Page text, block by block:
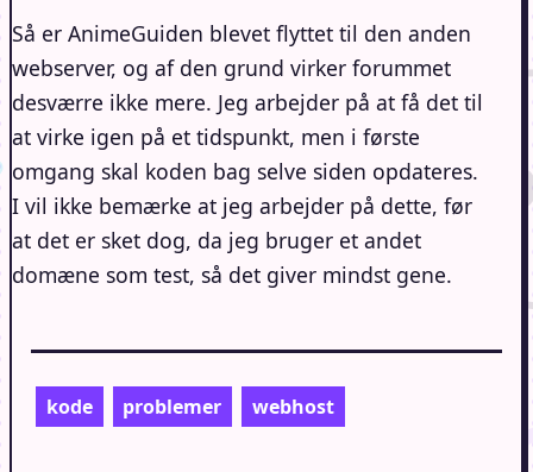
Så er AnimeGuiden blevet flyttet til den anden
webserver, og af den grund virker forummet
desværre ikke mere. Jeg arbejder på at få det til
at virke igen på et tidspunkt, men i første
omgang skal koden bag selve siden opdateres.
I vil ikke bemærke at jeg arbejder på dette, før
at det er sket dog, da jeg bruger et andet
domæne som test, så det giver mindst gene.
kode problemer webhost